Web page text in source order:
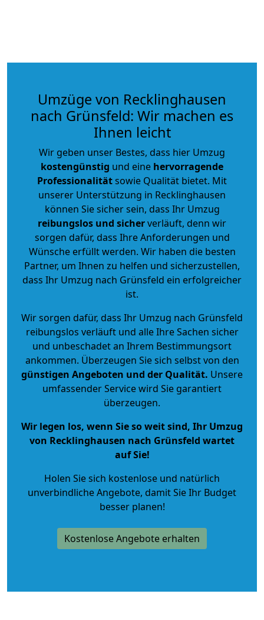
Umzüge von Recklinghausen
nach Grünsfeld: Wir machen es
Ihnen leicht
Wir geben unser Bestes, dass hier Umzug
kostengünstig und eine hervorragende
Professionalitätsowie Qualität bietet. Mit
unserer Unterstützung in Recklinghausen
können Sie sicher sein, dass Ihr Umzug
reibungslos und sicherverläuft, denn wir
sorgen dafür, dass Ihre Anforderungen und
Wünsche erfüllt werden. Wir haben die besten
Partner, um Ihnen zu helfen und sicherzustellen,
dass Ihr Umzug nach Grünsfeld ein erfolgreicher
ist.
Wir sorgen dafür, dass Ihr Umzug nach Grünsfeld
reibungslos verläuft und alle Ihre Sachen sicher
und unbeschadet an Ihrem Bestimmungsort
ankommen. Überzeugen Sie sich selbst von den
günstigen Angeboten und der Qualität. Unsere
umfassender Service wird Sie garantiert
überzeugen.
Wir legen los, wenn Sie so weit sind, Ihr Umzug
von Recklinghausen nach Grünsfeld wartet
auf Sie!
Holen Sie sich kostenlose und natürlich
unverbindliche Angebote, damit Sie Ihr Budget
besser planen!
Kostenlose Angebote erhalten